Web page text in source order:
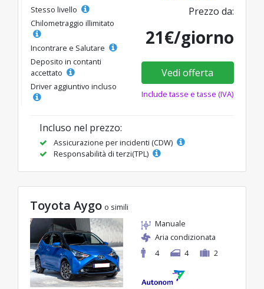
Stesso livello
Chilometraggio illimitato
Incontrare e Salutare
Deposito in contanti
accettato
Driver aggiuntivo incluso
Prezzo da:
21€/giorno
Vedi offerta
Include tasse e tasse (IVA)
Incluso nel prezzo:
Assicurazione per incidenti (CDW)
Responsabilità di terzi(TPL)
Toyota Aygo o simili
Manuale
Aria condizionata
4
4 2